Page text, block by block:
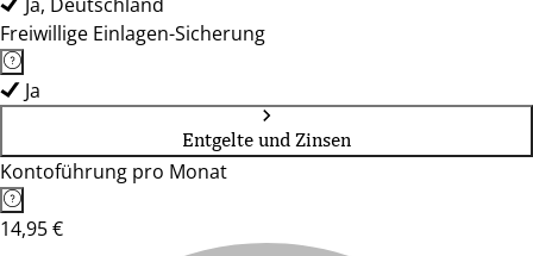
Freiwillige Einlagen-Sicherung
Ja
Entgelte und Zinsen
Kontoführung pro Monat
14,95 €